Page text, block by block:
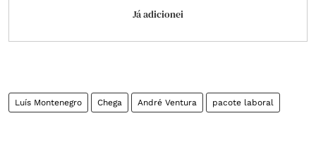
Já adicionei
Luís Montenegro Chega André Ventura pacote laboral